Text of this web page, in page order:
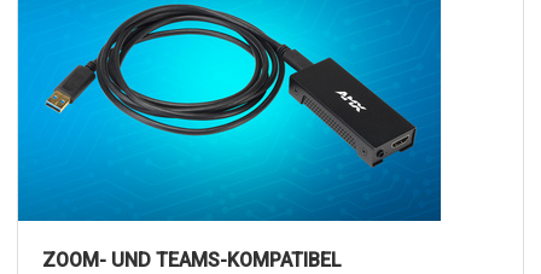
ZOOM- UND TEAMS-KOMPATIBEL